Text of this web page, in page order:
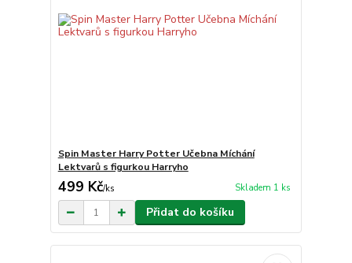
Spin Master Harry Potter Učebna Míchání
Lektvarů s figurkou Harryho
499 Kč/ks Skladem 1 ks
Přidat do košíku